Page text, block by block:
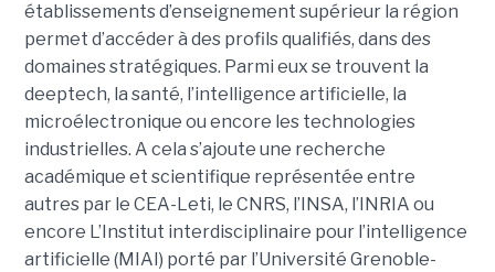
établissements d’enseignement supérieur la région
permet d’accéder à des profils qualifiés, dans des
domaines stratégiques. Parmi eux se trouvent la
deeptech, la santé, l’intelligence artificielle, la
microélectronique ou encore les technologies
industrielles. A cela s’ajoute une recherche
académique et scientifique représentée entre
autres par le CEA-Leti, le CNRS, l’INSA, l’INRIA ou
encore L’Institut interdisciplinaire pour l’intelligence
artificielle (MIAI) porté par l’Université Grenoble-